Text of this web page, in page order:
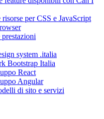
per CSS e JavaScript
system .italia
Bootstrap Italia
React
Angular
di sito e servizi